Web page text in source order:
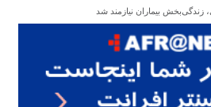
بیماران نیازمند شد